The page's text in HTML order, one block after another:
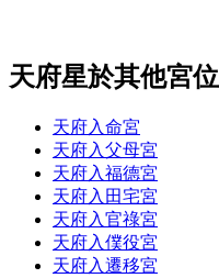
天府星於其他宮位
天府入命宮
天府入父母宮
天府入福德宮
天府入田宅宮
天府入官祿宮
天府入僕役宮
天府入遷移宮